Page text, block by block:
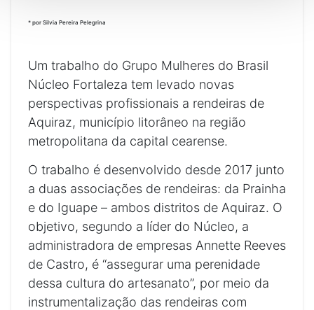
* por Silvia Pereira Pelegrina
Um trabalho do Grupo Mulheres do Brasil
Núcleo Fortaleza tem levado novas
perspectivas profissionais a rendeiras de
Aquiraz, município litorâneo na região
metropolitana da capital cearense.
O trabalho é desenvolvido desde 2017 junto
a duas associações de rendeiras: da Prainha
e do Iguape – ambos distritos de Aquiraz. O
objetivo, segundo a líder do Núcleo, a
administradora de empresas Annette Reeves
de Castro, é “assegurar uma perenidade
dessa cultura do artesanato”, por meio da
instrumentalização das rendeiras com